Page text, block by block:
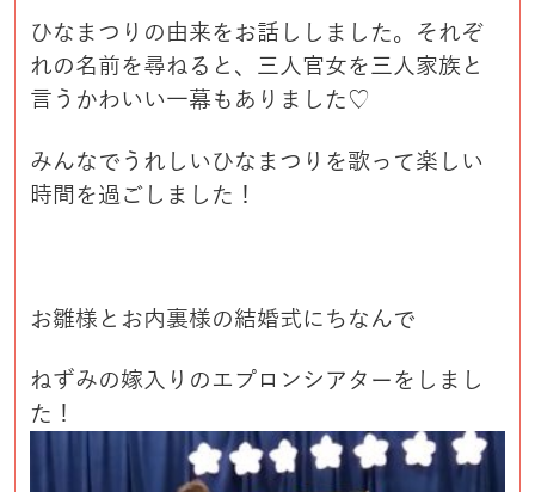
ひなまつりの由来をお話ししました。それぞ
れの名前を尋ねると、三人官女を三人家族と
言うかわいい一幕もありました♡
みんなでうれしいひなまつりを歌って楽しい
時間を過ごしました！
お雛様とお内裏様の結婚式にちなんで
ねずみの嫁入りのエプロンシアターをしまし
た！